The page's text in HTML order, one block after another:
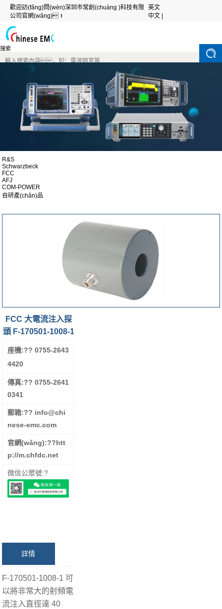
歡迎訪(fǎng)問(wèn)深圳市常創(chuàng )科技有限
公司官網(wǎng)！
英文
中文 |
搜索
R&S
Schwarzbeck
FCC
AFJ
COM-POWER
自研產(chǎn)品
FCC 大電流注入探
頭 F-170501-1008-1
座機:?? 0755-2643
4420
傳真:?? 0755-2641
0341
郵箱:?? info@chi
nese-emc.com
官網(wǎng):??htt
p://m.chfdc.net
微信公眾號:?
詳情
F-170501-1008-1 可
以將非常大的射頻電
流注入直徑達 40